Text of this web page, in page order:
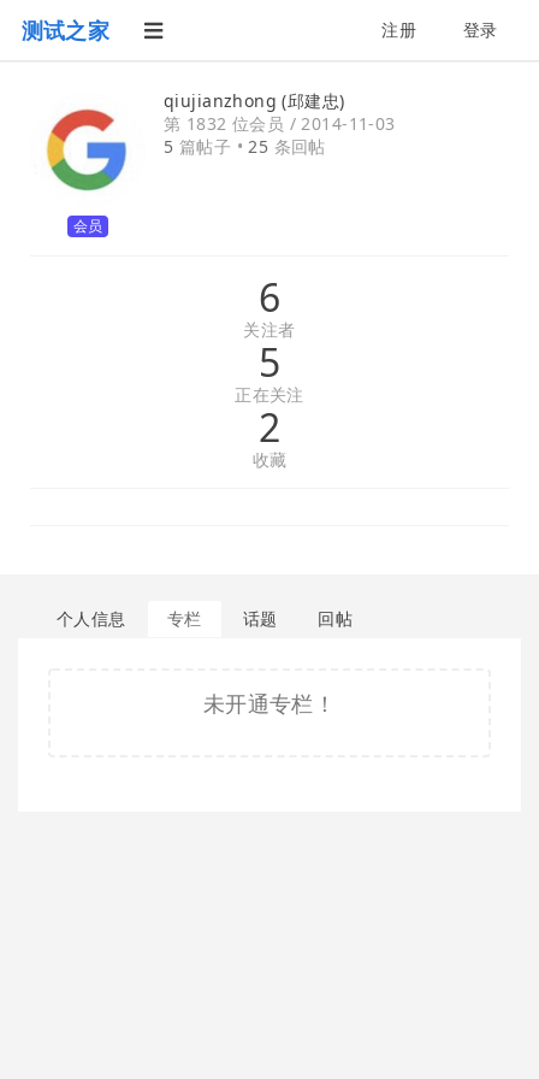
测试之家 注册 登录
会员
qiujianzhong (邱建忠)
第 1832 位会员 /2014-11-03
5 篇帖子 •25 条回帖
6
关注者
5
正在关注
2
收藏
个人信息 专栏 话题 回帖
未开通专栏！